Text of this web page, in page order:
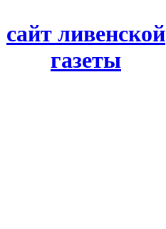
сайт ливенской
газеты